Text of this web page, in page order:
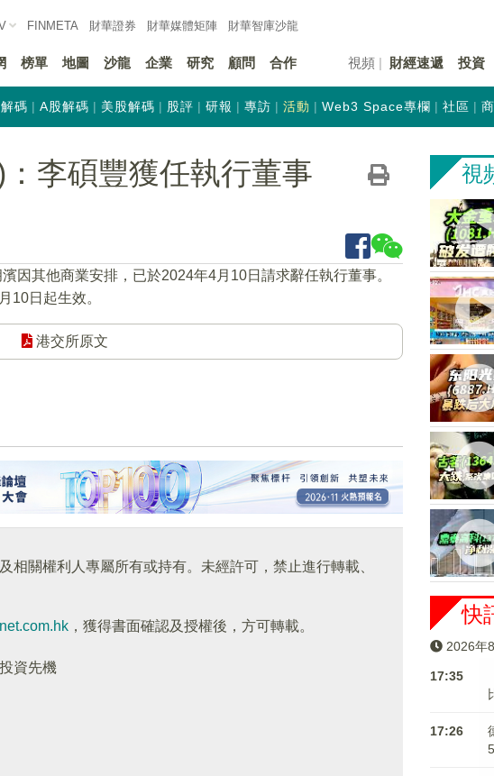
FINMETA 財華證券 財華媒體矩陣 財華智庫沙龍
榜單 地圖 沙龍 企業 研究 顧問 合作 視頻 財經速遞 投資
碼 A股解碼 美股解碼 股評 研報 專訪 活動 Web3 Space專欄 社區
李碩豐獲任執行董事
因其他商業安排，已於2024年4月10日請求辭任執行董事。
10日起生效。
港交所原文
相關權利人專屬所有或持有。未經許可，禁止進行轉載、
，獲得書面確認及授權後，方可轉載。
資先機
視
快
2026年
17:35
17:26